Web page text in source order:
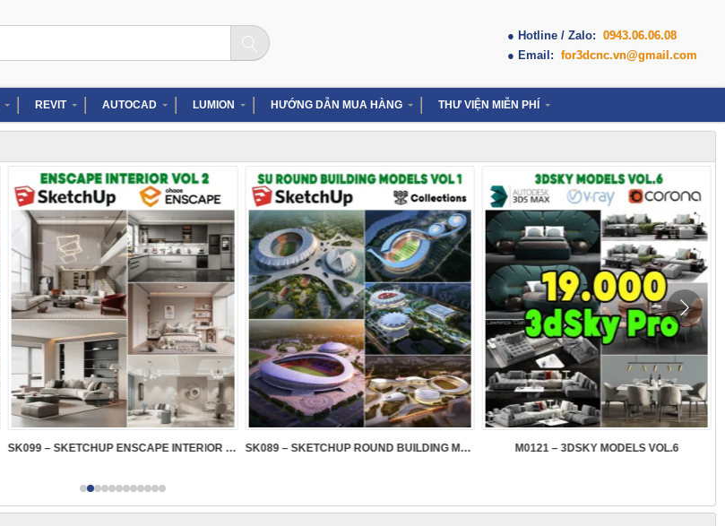
● Hotline / Zalo: 0943.06.06.08
● Email: for3dcnc.vn@gmail.com
REVIT AUTOCAD LUMION HƯỚNG DẪN MUA HÀNG THƯ VIỆN MIỄN PHÍ
SK099 – SKETCHUP ENSCAPE INTERIOR VOL.2 SK089 – SKETCHUP ROUND BUILDING MODELS M0121 – 3DSKY MODELS VOL.6